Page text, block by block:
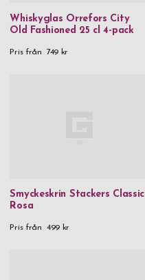
Whiskyglas Orrefors City
Old Fashioned 25 cl 4-pack
Pris från 749 kr
Smyckeskrin Stackers Classic
Rosa
Pris från 499 kr